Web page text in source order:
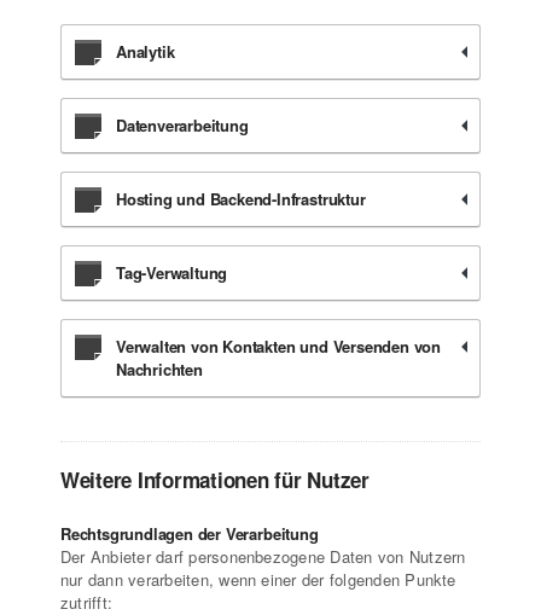
Analytik
Datenverarbeitung
Hosting und Backend-Infrastruktur
Tag-Verwaltung
Verwalten von Kontakten und Versenden von
Nachrichten
Weitere Informationen für Nutzer
Rechtsgrundlagen der Verarbeitung
Der Anbieter darf personenbezogene Daten von Nutzern
nur dann verarbeiten, wenn einer der folgenden Punkte
zutrifft: